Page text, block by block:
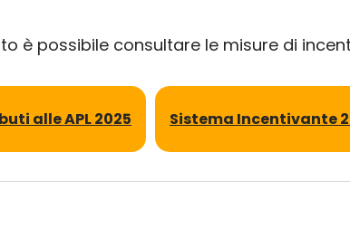
è possibile consultare le misure di
alle APL 2025 Sistema Incentivante